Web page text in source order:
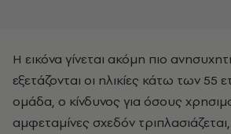
Η εικόνα γίνεται ακόμη πιο
εξετάζονται οι ηλικίες κάτω των 55
ομάδα, ο κίνδυνος για όσους
αμφεταμίνες σχεδόν